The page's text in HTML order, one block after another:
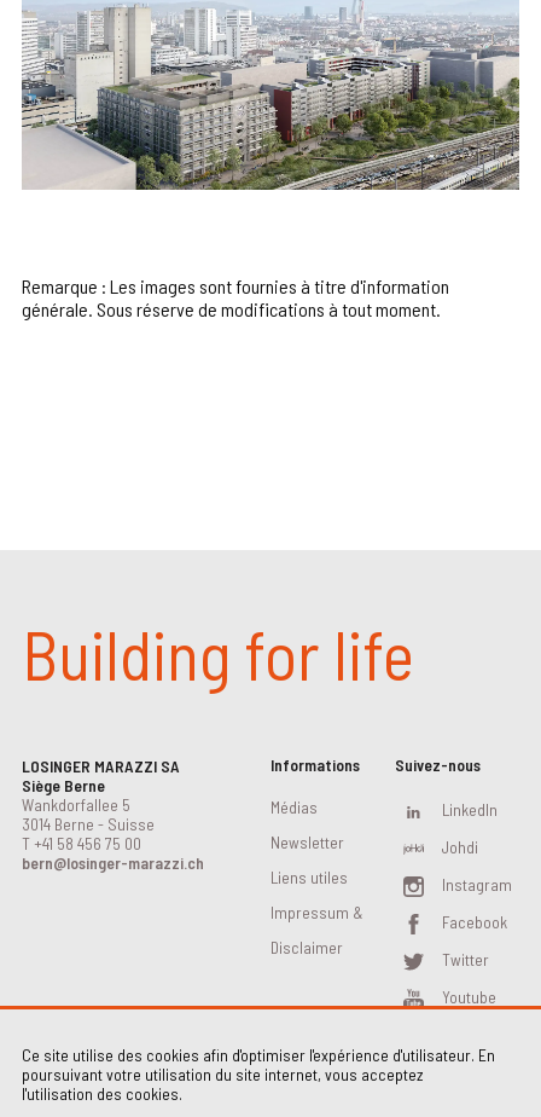
Remarque : Les images sont fournies à titre d'information
générale. Sous réserve de modifications à tout moment.
Building for life
LOSINGER MARAZZI SA
Siège Berne
Wankdorfallee 5
3014 Berne - Suisse
T +41 58 456 75 00
bern@losinger-marazzi.ch
Informations
Médias
Newsletter
Liens utiles
Impressum &
Disclaimer
Suivez-nous
LinkedIn
Johdi
Instagram
Facebook
Twitter
Youtube
Ce site utilise des cookies afin d'optimiser l'expérience d'utilisateur. En
poursuivant votre utilisation du site internet, vous acceptez
l'utilisation des cookies.